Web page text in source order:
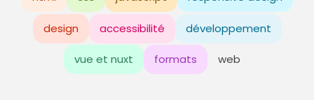
design accessibilité développement
vue et nuxt formats web